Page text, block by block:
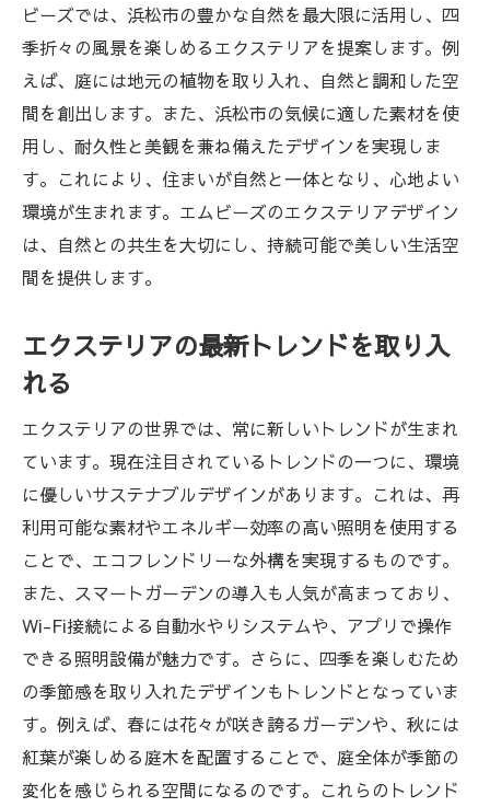
エクステリアで実現するリラクゼーション
スペース
癒しを追求するための素材選び
お客様の声から見る癒しのエクステリア
エクステリアで実現するくつろぎの空間浜松市
の取り組み
くつろぎの空間を作るためのアイディア集
浜松市で人気のエクステリアスタイル
エクステリアと共に楽しむ浜松市の生活
ビーズでは、浜松市の豊かな自然を最大限に活用し、四
季折々の風景を楽しめるエクステリアを提案します。例
えば、庭には地元の植物を取り入れ、自然と調和した空
間を創出します。また、浜松市の気候に適した素材を使
用し、耐久性と美観を兼ね備えたデザインを実現しま
す。これにより、住まいが自然と一体となり、心地よい
環境が生まれます。エムビーズのエクステリアデザイン
は、自然との共生を大切にし、持続可能で美しい生活空
間を提供します。
エクステリアの最新トレンドを取り入
れる
エクステリアの世界では、常に新しいトレンドが生まれ
ています。現在注目されているトレンドの一つに、環境
に優しいサステナブルデザインがあります。これは、再
利用可能な素材やエネルギー効率の高い照明を使用する
ことで、エコフレンドリーな外構を実現するものです。
また、スマートガーデンの導入も人気が高まっており、
Wi-Fi接続による自動水やりシステムや、アプリで操作
できる照明設備が魅力です。さらに、四季を楽しむため
の季節感を取り入れたデザインもトレンドとなっていま
す。例えば、春には花々が咲き誇るガーデンや、秋には
紅葉が楽しめる庭木を配置することで、庭全体が季節の
変化を感じられる空間になるのです。これらのトレンド